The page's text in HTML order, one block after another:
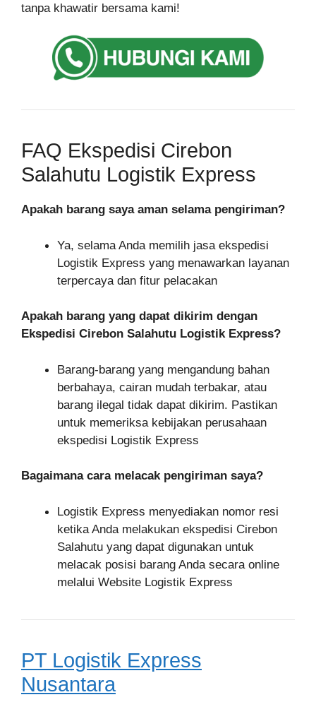
tanpa khawatir bersama kami!
FAQ Ekspedisi Cirebon
Salahutu Logistik Express
Apakah barang saya aman selama pengiriman?
Ya, selama Anda memilih jasa ekspedisi
Logistik Express yang menawarkan layanan
terpercaya dan fitur pelacakan
Apakah barang yang dapat dikirim dengan
Ekspedisi Cirebon Salahutu Logistik Express?
Barang-barang yang mengandung bahan
berbahaya, cairan mudah terbakar, atau
barang ilegal tidak dapat dikirim. Pastikan
untuk memeriksa kebijakan perusahaan
ekspedisi Logistik Express
Bagaimana cara melacak pengiriman saya?
Logistik Express menyediakan nomor resi
ketika Anda melakukan ekspedisi Cirebon
Salahutu yang dapat digunakan untuk
melacak posisi barang Anda secara online
melalui Website Logistik Express
PT Logistik Express
Nusantara